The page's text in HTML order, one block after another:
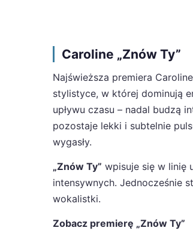
Caroline „Znów Ty”
Najświeższa premiera
stylistyce, w której dominują
upływu czasu – nadal budzą
pozostaje lekki i subtelnie
wygasły.
„Znów Ty” wpisuje się w linię
intensywnych. Jednocześnie
wokalistki.
Zobacz premierę „Znów Ty”